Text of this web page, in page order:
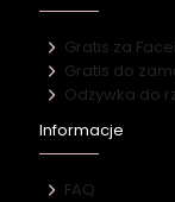
Gratis za
Gratis do
Odżywka do
Informacje
FAQ